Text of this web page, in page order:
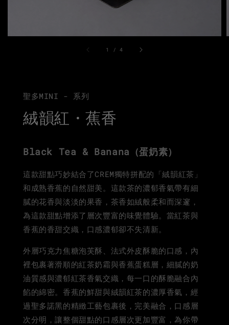
1 /4
聖多MINI - 系列
絨韻紅・蕉香
Black Tea & Banana （蛋奶素）
這款甜點巧妙結合了CREM獨特拼配的「絨韻紅茶」
和成熟香蕉的自然甜美。這款茶的濃郁香氣帶有細
膩的花香與淡淡的果香，茶香如絨般柔和而深邃，
為這款甜點增添了層次豐富的味覺體驗。當紅茶與
香蕉的香甜交織，口感濃郁卻不失清新。
外層巧克力焦糖泡芙酥、法式外皮酥脆的口感，內
裡包裹著滑順的紅茶奶霜與香蕉蛋糕層，細膩的奶
油質感與濃郁紅茶香氣交織，每一口的酥脆融合內
餡的綿密。香蕉的鮮甜與絨韻紅茶的濃厚香氣，經
過聖多諾黑的精緻工藝包裹後，完美融合，口感層
次分明，讓整個甜點的口感層次更加豐富，為你帶